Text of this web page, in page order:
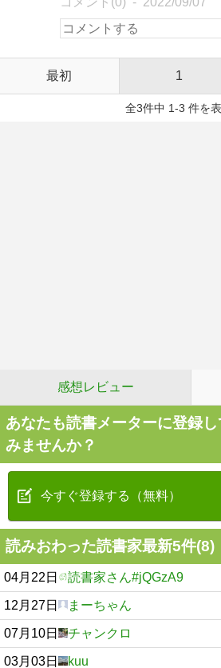
最初 1
全3件中 1-3 件を
感想レビュー
あなたも読書メーターに登録
みませんか？
今すぐ登録する（無料）
読みおわった読書家最新5件(8)
04月22日 読書家さん#jQGzA9
12月27日 まーちゃん
07月10日 チャンクロ
03月03日 kuu